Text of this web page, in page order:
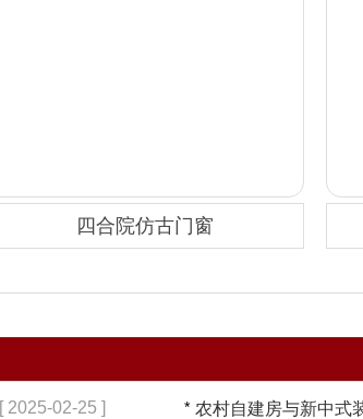
四合院仿古门窗
[ 2025-02-25 ] *